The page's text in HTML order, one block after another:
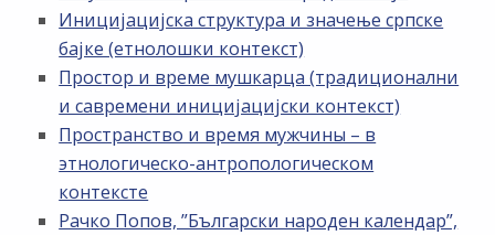
Иницијацијска структура и значење српске
бајке (етнолошки контекст)
Простор и време мушкарца (традиционални
и савремени иницијацијски контекст)
Пространство и время мужчины – в
этнологическо-антропологическом
контексте
Рачко Попов, ”Български народен календар”,